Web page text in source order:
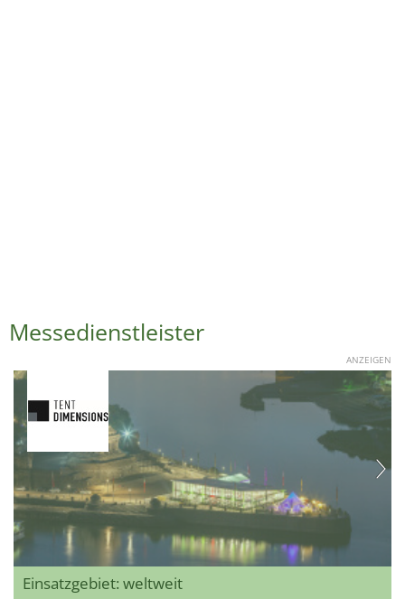
Messedienstleister
ANZEIGEN
Einsatzgebiet: weltweit